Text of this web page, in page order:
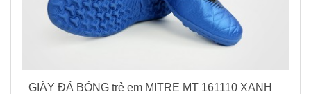
GIÀY ĐÁ BÓNG trẻ em MITRE MT 161110 XANH